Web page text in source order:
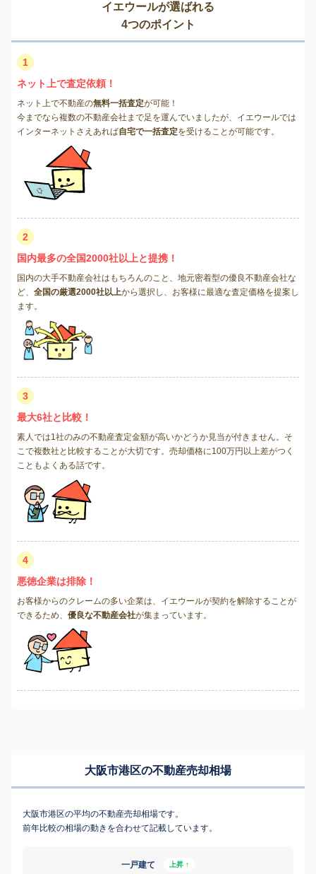
イエウールが選ばれる
4つのポイント
1
ネット上で査定依頼！
ネット上で不動産の無料一括査定が可能！
今までなら複数の不動産会社まで足を運んでいましたが、イエウールでは
インターネットさえあれば自宅で一括査定を受けることが可能です。
2
国内最多の全国2000社以上と提携！
国内の大手不動産会社はもちろんのこと、地元密着型の優良不動産会社な
ど、 全国の厳選2000社以上から選択し、お客様に最適な査定価格を提案し
ます。
3
最大6社と比較！
素人では1社のみの不動産査定金額が高いかどうか見当が付きません。そ
こで複数社と比較することが大切です。売却価格に100万円以上差がつく
こともよくある話です。
4
悪徳企業は排除！
お客様からのクレームの多い企業は、イエウールが契約を解除することが
できるため、 優良な不動産会社が集まっています。
大阪市港区の不動産売却相場
大阪市港区の平均の不動産売却相場です。
前年比較の相場の動きを合わせて記載しています。
一戸建て 上昇 ↑